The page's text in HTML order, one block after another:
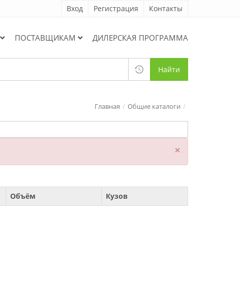
Вход Регистрация Контакты
ПОСТАВЩИКАМ ДИЛЕРСКАЯ ПРОГРАММА
Найти
Главная Общие каталоги
×
Объём Кузов